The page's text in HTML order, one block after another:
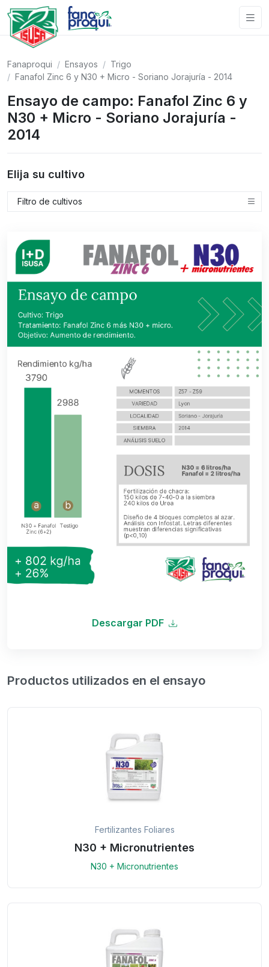
Fanaproqui Ensayos
Trigo
Fanafol Zinc 6 y N30 + Micro - Soriano Jorajuría - 2014
Ensayo de campo: Fanafol Zinc 6 y
N30 + Micro - Soriano Jorajuría -
2014
Elija su cultivo
Filtro de cultivos
Descargar PDF
Productos utilizados en el ensayo
Fertilizantes Foliares
N30 + Micronutrientes
N30 + Micronutrientes